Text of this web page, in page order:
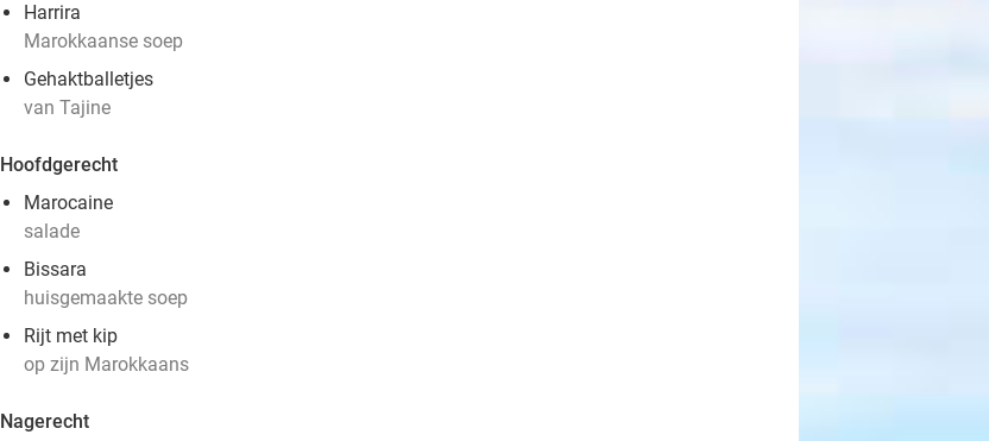
Harrira
Marokkaanse soep
Gehaktballetjes
van Tajine
Hoofdgerecht
Marocaine
salade
Bissara
huisgemaakte soep
Rijt met kip
op zijn Marokkaans
Nagerecht